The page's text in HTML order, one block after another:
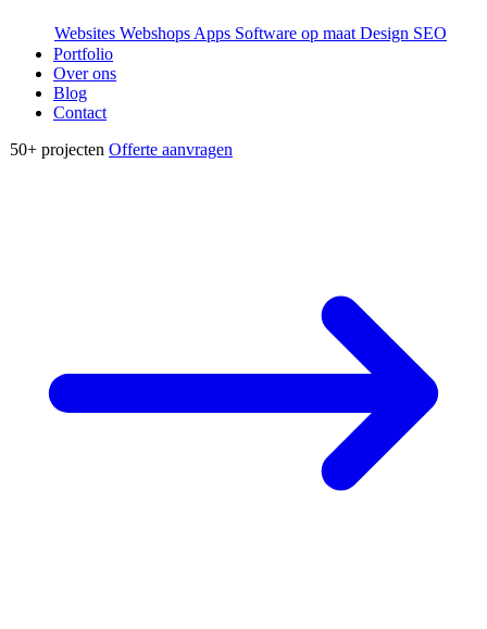
Websites Webshops Apps Software op maat Design SEO
Portfolio
Over ons
Blog
Contact
50+ projecten Offerte aanvragen